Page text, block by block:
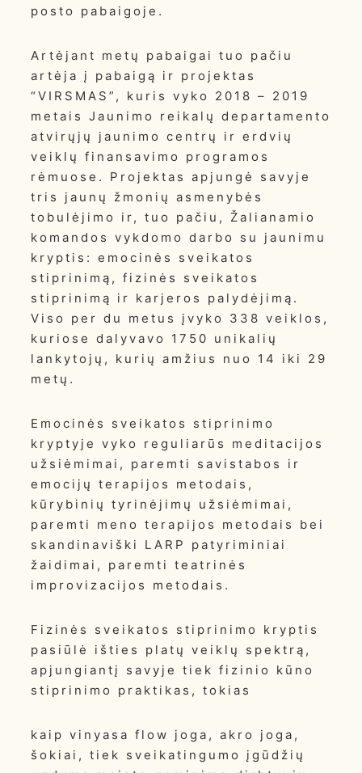
posto pabaigoje.
Artėjant metų pabaigai tuo pačiu
artėja į pabaigą ir projektas
“VIRSMAS”, kuris vyko 2018 – 2019
metais Jaunimo reikalų departamento
atvirųjų jaunimo centrų ir erdvių
veiklų finansavimo programos
rėmuose. Projektas apjungė savyje
tris jaunų žmonių asmenybės
tobulėjimo ir, tuo pačiu, Žalianamio
komandos vykdomo darbo su jaunimu
kryptis: emocinės sveikatos
stiprinimą, fizinės sveikatos
stiprinimą ir karjeros palydėjimą.
Viso per du metus įvyko 338 veiklos,
kuriose dalyvavo 1750 unikalių
lankytojų, kurių amžius nuo 14 iki 29
metų.
Emocinės sveikatos stiprinimo
kryptyje vyko reguliarūs meditacijos
užsiėmimai, paremti savistabos ir
emocijų terapijos metodais,
kūrybinių tyrinėjimų užsiėmimai,
paremti meno terapijos metodais bei
skandinaviški LARP patyriminiai
žaidimai, paremti teatrinės
improvizacijos metodais.
Fizinės sveikatos stiprinimo kryptis
pasiūlė išties platų veiklų spektrą,
apjungiantį savyje tiek fizinio kūno
stiprinimo praktikas, tokias
kaip vinyasa flow joga, akro joga,
šokiai, tiek sveikatingumo įgūdžių